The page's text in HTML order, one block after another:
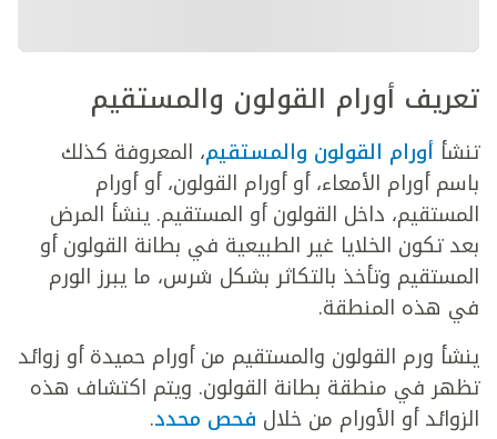
تعريف أورام القولون والمستقيم
تنشأ أورام القولون والمستقيم، المعروفة كذلك
باسم أورام الأمعاء، أو أورام القولون، أو أورام
المستقيم، داخل القولون أو المستقيم. ينشأ المرض
بعد تكون الخلايا غير الطبيعية في بطانة القولون أو
المستقيم وتأخذ بالتكاثر بشكل شرس، ما يبرز الورم
في هذه المنطقة.
ينشأ ورم القولون والمستقيم من أورام حميدة أو زوائد
تظهر في منطقة بطانة القولون. ويتم اكتشاف هذه
الزوائد أو الأورام من خلال فحص محدد.